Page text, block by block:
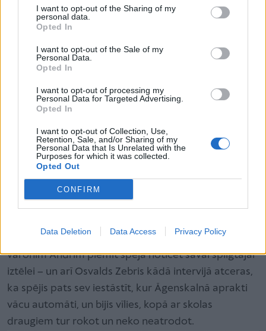
I want to opt-out of the Sharing of my
personal data.
Opted In
I want to opt-out of the Sale of my
Personal Data.
Opted In
I want to opt-out of processing my
Personal Data for Targeted Advertising.
Opted In
I want to opt-out of Collection, Use,
Retention, Sale, and/or Sharing of my
Personal Data that Is Unrelated with the
Purposes for which it was collected.
Opted Out
CONFIRM
Data Deletion Data Access Privacy Policy
Rakstnieks Osvalds Zebris (1975) publicējis divus
Viņa romāns “Gaiļu kalna ēnā” (2014) godalgots ar
Eiropas Savienības Literatūras balvu, bet romāns
”Mežakaija” (2022) saņēmis Latvijas Literatūras gada
balvu. 2019. gadā iznāca Osvalda Zebra romāns
un tas atspoguļojas arī jaunajā
grāmatā
. Turklāt tās
varonim Andrim piemīt spēja noticēt savai spilgtajai
iztēlei – un arī Osvalds Zebris kādā intervijā atceras,
ka spējis pats sev iestāstīt, kur Āgenskalnā aprakti
vācu automāti, un bijis vīlies, kopā ar skolas
draugiem tur rokot un neko neatrodot.